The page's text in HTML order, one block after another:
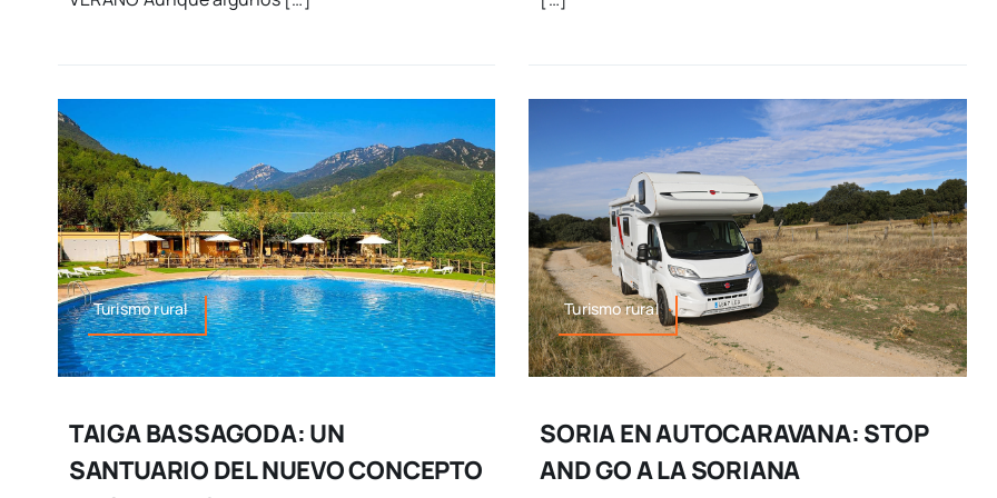
Turismo rural
TAIGA BASSAGODA: UN
SANTUARIO DEL NUEVO CONCEPTO
Turismo rural
SORIA EN AUTOCARAVANA: STOP
AND GO A LA SORIANA